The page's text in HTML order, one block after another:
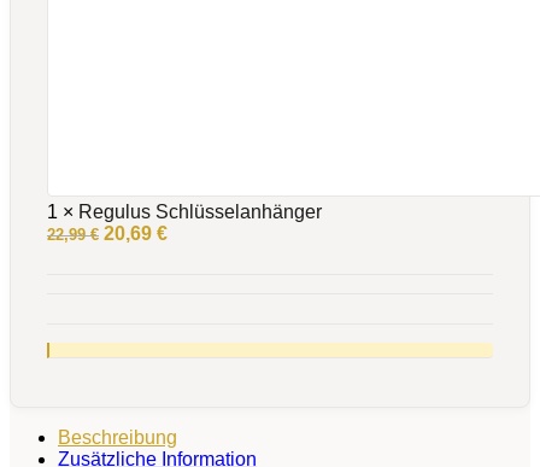
1 × Regulus Schlüsselanhänger
22,99€ Ursprünglicher
20,69 €Aktueller
Beschreibung
Zusätzliche Information